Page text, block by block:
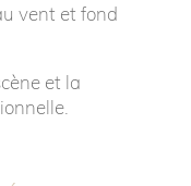
vent et fond
et la